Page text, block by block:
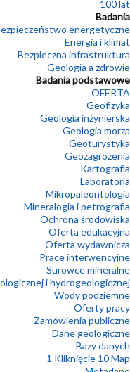
100 lat
Badania
energetyczne
Energia i klimat
Bezpieczna infrastruktura
Geologia a zdrowie
Badania podstawowe
OFERTA
Geofizyka
Geologia inżynierska
Geologia morza
Geoturystyka
Geozagrożenia
Kartografia
Laboratoria
Mikropaleontologia
Mineralogia i petrografia
Ochrona środowiska
Oferta edukacyjna
Oferta wydawnicza
Prace interwencyjne
Surowce mineralne
i hydrogeologicznej
Wody podziemne
Oferty pracy
Zamówienia publiczne
Dane geologiczne
Bazy danych
1 Kliknięcie 10 Map